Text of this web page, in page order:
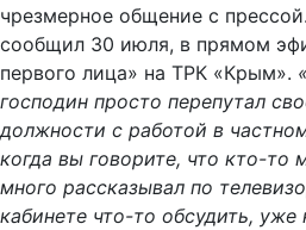
чрезмерное общение с прессой.
сообщил 30 июля, в прямом
первого лица» на ТРК «Крым».
господин просто перепутал
должности с работой в
когда вы говорите, что кто-то
много рассказывал по
кабинете что-то обсудить,